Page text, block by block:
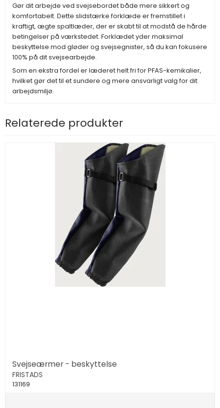
Gør dit arbejde ved svejsebordet både mere sikkert og
komfortabelt. Dette slidstærke forklæde er fremstillet i
kraftigt, ægte spaltlæder, der er skabt til at modstå de hårde
betingelser på værkstedet. Forklædet yder maksimal
beskyttelse mod gløder og svejsegnister, så du kan fokusere
100% på dit svejsearbejde.
Som en ekstra fordel er læderet helt fri for PFAS-kemikalier,
hvilket gør det til et sundere og mere ansvarligt valg for dit
arbejdsmiljø.
Relaterede produkter
Svejseærmer - beskyttelse
FRISTADS
131169